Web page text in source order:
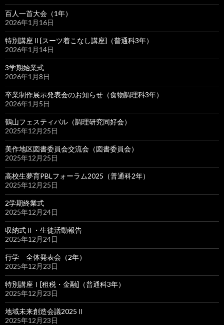
百人一首大会（1年）
2026年1月16日
特別講座Ⅱ[スーツ着こなし講座]（普通科3年）
2026年1月14日
3学期始業式
2026年1月8日
卒業制作展示発表会のお知らせ（食物調理科3年）
2026年1月5日
鶴山フェスティバル（調理研究同好会）
2025年12月25日
美作地区図書委員会交流会（図書委員会）
2025年12月25日
高校生夢育PBLフォーラム2025（普通科2年）
2025年12月25日
2学期終業式
2025年12月24日
収納式Ⅱ・生徒活動報告
2025年12月24日
行学 全体発表会（2年）
2025年12月23日
特別講座Ⅰ[租税・金融]（普通科3年）
2025年12月23日
地域未来創造会議2025Ⅱ
2025年12月23日